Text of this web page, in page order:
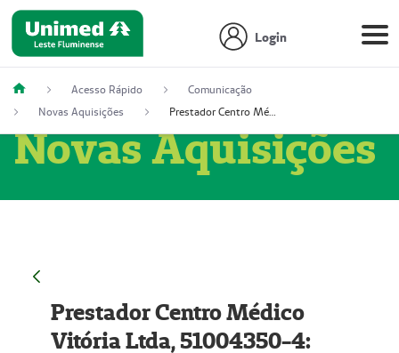
Login
Acesso Rápido
Comunicação
Novas Aquisições
Prestador Centro Médico Vitória Ltda, 51004350-4: Centro Médico Vitória Ltda (Nome Fantasia: Policlínica Master)
Novas Aquisições
Prestador Centro Médico
Vitória Ltda, 51004350-4: